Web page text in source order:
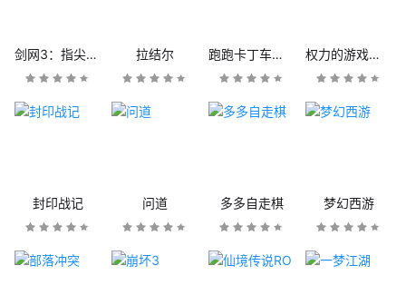
剑网3：指尖江湖 拉结尔 跑跑卡丁车官方竞速版 权力的游戏：凛冬将至
封印战记 问道 多多自走棋 梦幻西游